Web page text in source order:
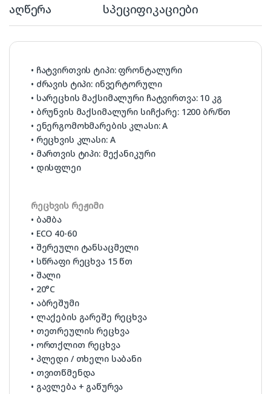
აღწერა სპეციფიკაციები
• ჩატვირთვის ტიპი: ფრონტალური
• ძრავის ტიპი: ინვერტორული
• სარეცხის მაქსიმალური ჩატვირთვა: 10 კგ
• ბრუნვის მაქსიმალური სიჩქარე: 1200 ბრ/წთ
• ენერგომოხმარების კლასი: A
• რეცხვის კლასი: A
• მართვის ტიპი: მექანიკური
• დისფლეი
რეცხვის რეჟიმი
• ბამბა
• ECO 40-60
• შერეული ტანსაცმელი
• სწრაფი რეცხვა 15 წთ
• შალი
• 20°C
• აბრეშუმი
• ლაქების გარეშე რეცხვა
• თეთრეულის რეცხვა
• ორთქლით რეცხვა
• პლედი / თხელი საბანი
• თვითწმენდა
• გავლება + გაწურვა